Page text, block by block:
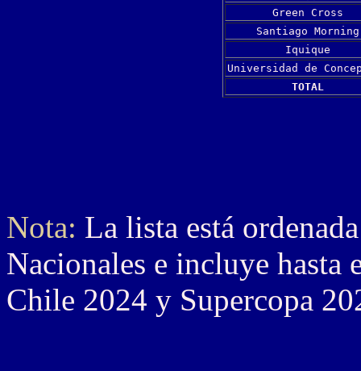
Green Cross
Santiago Morning
Iquique
Universidad de
TOTAL
Nota: La lista está
Nacionales e incluye hasta
Chile 2024 y Supercopa